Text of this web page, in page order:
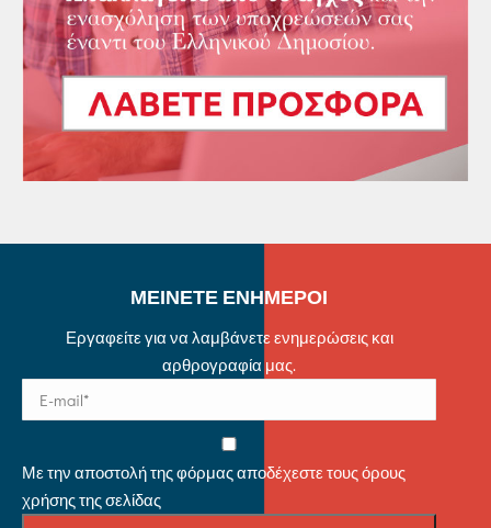
ΜΕΙΝΕΤΕ ΕΝΗΜΕΡΟΙ
Εργαφείτε για να λαμβάνετε ενημερώσεις και
αρθρογραφία μας.
Με την αποστολή της φόρμας αποδέχεστε τους όρους
χρήσης της σελίδας